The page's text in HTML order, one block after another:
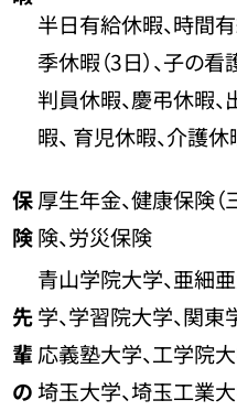
半日有給休暇、時間有
季休暇（3日）、子の
判員休暇、慶弔休暇
暇、 育児休暇、介護
保
険
厚生年金、健康保険
険、労災保険
先
輩
の
青山学院大学、亜細
学、学習院大学、関
応義塾大学、工学院
埼玉大学、埼玉工業